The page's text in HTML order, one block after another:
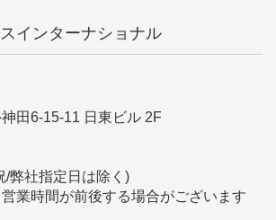
インターナショナル
田6-15-11 日東ビル 2F
/弊社指定日は除く)
業時間が前後する場合がございます